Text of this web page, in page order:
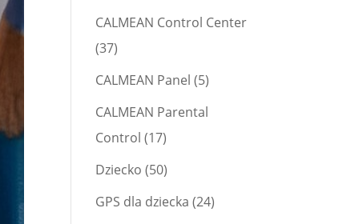
CALMEAN Control Center
(37)
CALMEAN Panel (5)
CALMEAN Parental
Control (17)
Dziecko (50)
GPS dla dziecka (24)